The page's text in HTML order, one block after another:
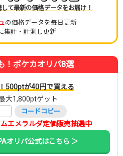
て最新の価格データをお届け！
の価格データを毎日更新
集計・計測し更新
！ポケカオリパ8選
500ptが40円で買える
大1,800ptゲット
コードコピー
エメラルダ定価販売抽選中
オリパ公式はこちら ＞